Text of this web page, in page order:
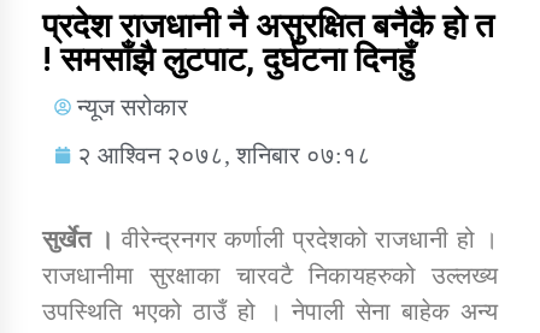
Trending Now
कुषि बिकास कार्यालय जुम्ला सुचना सन्देश
डिभिजन कार्यालय जुम्लाको सुचना सन्देश
प्रदेश राजधानी नै असुरक्षित बनैकै हो त
! समसाँझै लुटपाट, दुर्घटना दिनहुँ
न्यूज सरोकार
२ आश्विन २०७८, शनिबार ०७:१८
सुर्खेत । वीरेन्द्रनगर कर्णाली प्रदेशको राजधानी हो ।
राजधानीमा सुरक्षाका चारवटै निकायहरुको उल्लख्य
उपस्थिति भएको ठाउँ हो । नेपाली सेना बाहेक अन्य